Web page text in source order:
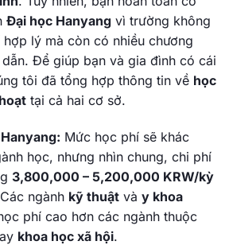
Đại học Hanyang vì trường không
lý mà còn có nhiều chương
Để giúp bạn và gia đình có cái
tôi đã tổng hợp thông tin về học
tại cả hai cơ sở.
Mức học phí sẽ khác
học, nhưng nhìn chung, chi phí
3,800,000 – 5,200,000 KRW/kỳ
ngành kỹ thuậtvà y khoa
phí cao hơn các ngành thuộc
khoa học xã hội.